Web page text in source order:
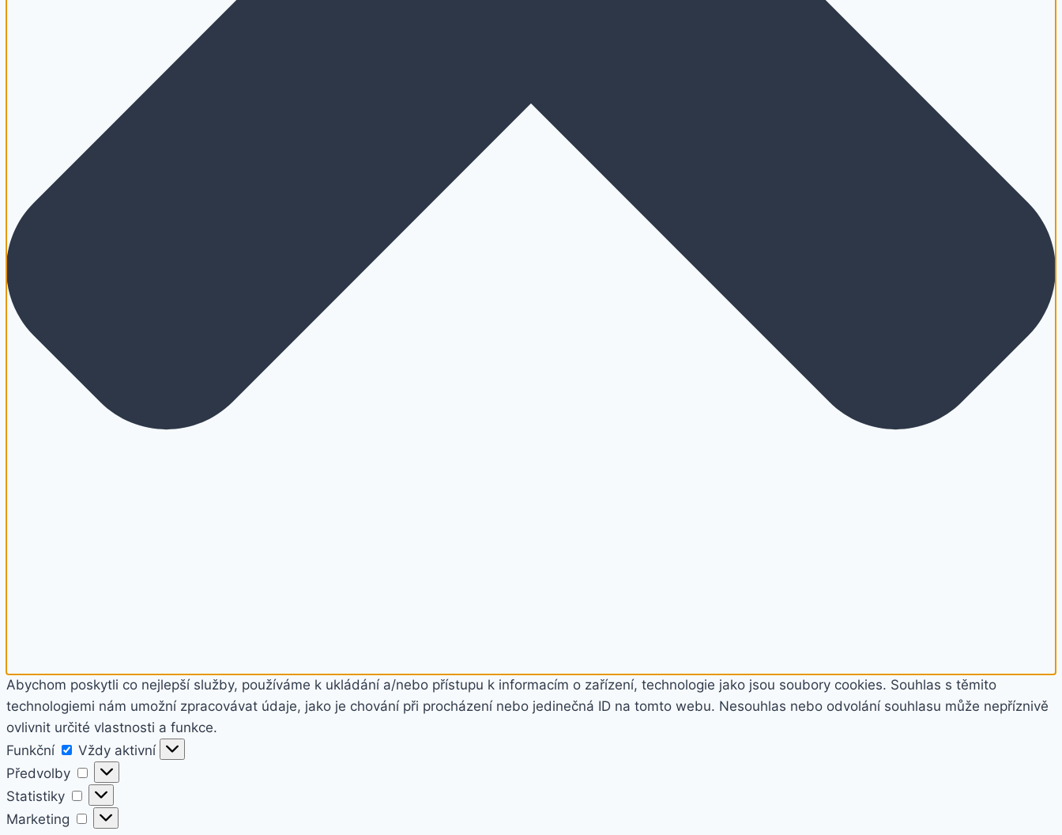
Abychom poskytli co nejlepší služby, používáme k ukládání a/nebo přístupu k informacím o zařízení, technologie jako jsou soubory cookies. Souhlas s těmito
technologiemi nám umožní zpracovávat údaje, jako je chování při procházení nebo jedinečná ID na tomto webu. Nesouhlas nebo odvolání souhlasu může nepříznivě
ovlivnit určité vlastnosti a funkce.
Funkční
Funkční
Vždy aktivní
Předvolby
Předvolby
Statistiky
Statistiky
Marketing
Marketing